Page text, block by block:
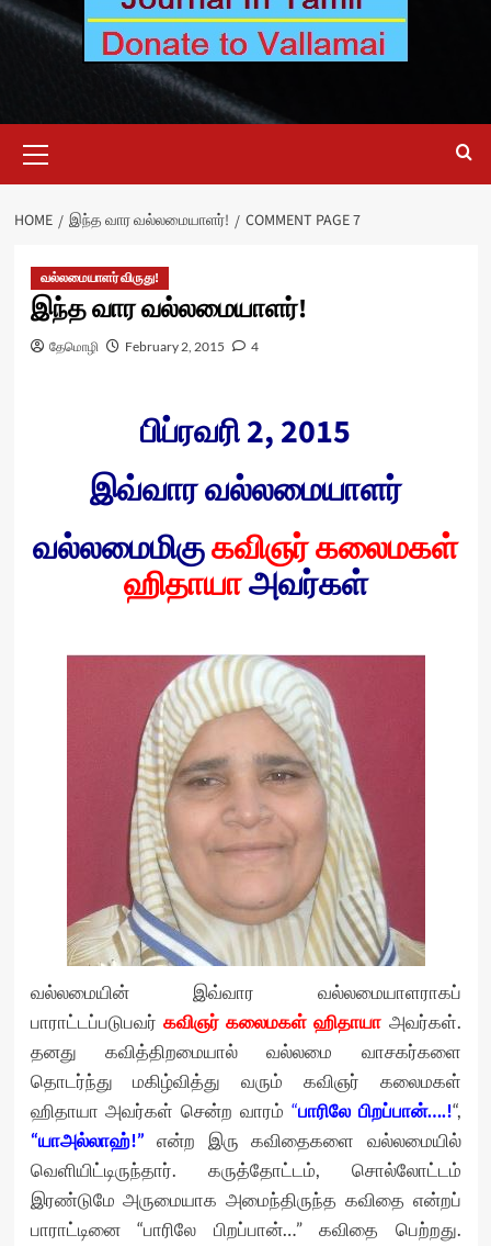
Menu
HOME இந்த வார வல்லமையாளர்! COMMENT PAGE 7
வல்லமையாளர் விருது!
இந்த வார வல்லமையாளர்!
தேமொழி February 2, 2015 4
பிப்ரவரி 2, 2015
இவ்வார வல்லமையாளர்
வல்லமைமிகுகவிஞர் கலைமகள்
ஹிதாயாஅவர்கள்
வல்லமையின் இவ்வார வல்லமையாளராகப்
பாராட்டப்படுபவர் கவிஞர் கலைமகள் ஹிதாயா அவர்கள்.
தனது கவித்திறமையால் வல்லமை வாசகர்களை
தொடர்ந்து மகிழ்வித்து வரும் கவிஞர் கலைமகள்
ஹிதாயா அவர்கள் சென்ற வாரம் “பாரிலே பிறப்பான்….!“,
“யாஅல்லாஹ்!” என்ற இரு கவிதைகளை வல்லமையில்
வெளியிட்டிருந்தார். கருத்தோட்டம், சொல்லோட்டம்
இரண்டுமே அருமையாக அமைந்திருந்த கவிதை என்றப்
பாராட்டினை “பாரிலே பிறப்பான்…” கவிதை பெற்றது.